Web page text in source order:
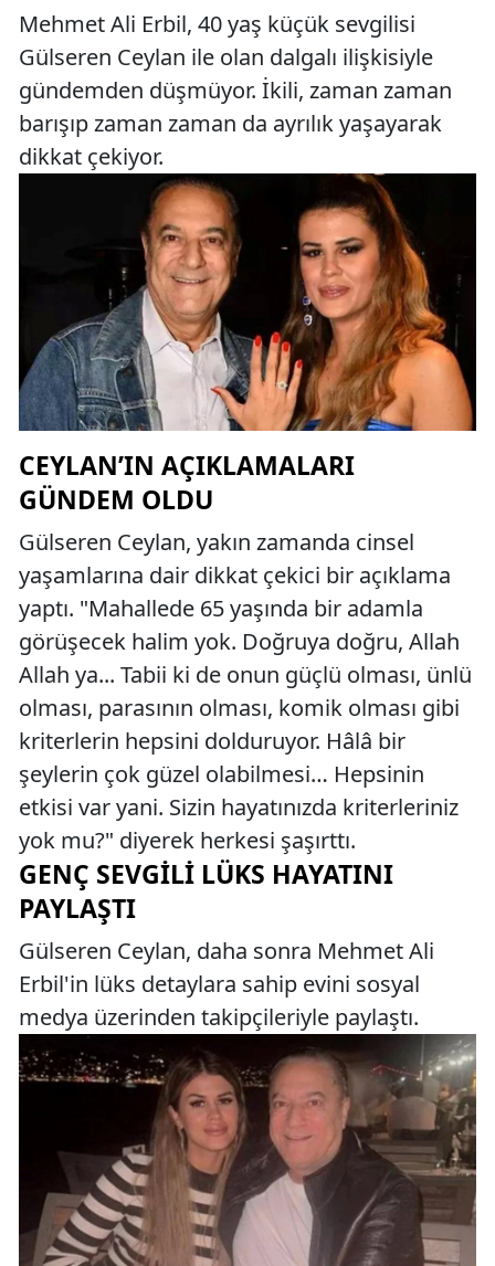
Mehmet Ali Erbil, 40 yaş küçük sevgilisi
Gülseren Ceylan ile olan dalgalı ilişkisiyle
gündemden düşmüyor. İkili, zaman zaman
barışıp zaman zaman da ayrılık yaşayarak
dikkat çekiyor.
CEYLAN’IN AÇIKLAMALARI
GÜNDEM OLDU
Gülseren Ceylan, yakın zamanda cinsel
yaşamlarına dair dikkat çekici bir açıklama
yaptı. "Mahallede 65 yaşında bir adamla
görüşecek halim yok. Doğruya doğru, Allah
Allah ya... Tabii ki de onun güçlü olması, ünlü
olması, parasının olması, komik olması gibi
kriterlerin hepsini dolduruyor. Hâlâ bir
şeylerin çok güzel olabilmesi… Hepsinin
etkisi var yani. Sizin hayatınızda kriterleriniz
yok mu?" diyerek herkesi şaşırttı.
GENÇ SEVGILI LÜKS HAYATINI
PAYLAŞTI
Gülseren Ceylan, daha sonra Mehmet Ali
Erbil'in lüks detaylara sahip evini sosyal
medya üzerinden takipçileriyle paylaştı.